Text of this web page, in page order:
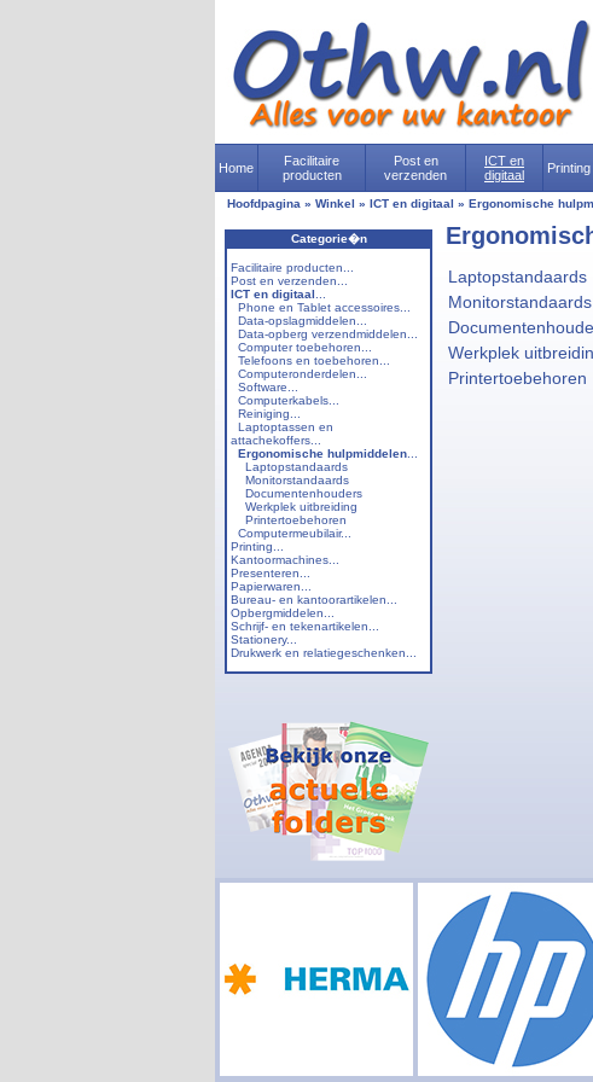
Home
Facilitaire
producten
Post en
verzenden
ICT en
digitaal
Printing
Hoofdpagina » Winkel » ICT en digitaal » Ergonomische
Categorie�n
Facilitaire producten...
Post en verzenden...
ICT en digitaal
Phone en Tablet accessoires...
Data-opslagmiddelen...
Data-opberg verzendmiddelen...
Computer toebehoren...
Telefoons en toebehoren...
Computeronderdelen...
Software...
Computerkabels...
Reiniging...
Laptoptassen en
attachekoffers...
Ergonomische hulpmiddelen
Laptopstandaards
Monitorstandaards
Documentenhouders
Werkplek uitbreiding
Printertoebehoren
Computermeubilair...
Printing...
Kantoormachines...
Presenteren...
Papierwaren...
Bureau- en kantoorartikelen...
Opbergmiddelen...
Schrijf- en tekenartikelen...
Stationery...
Drukwerk en relatiegeschenken...
Laptopstandaards
Monitorstandaards
Werkplek
Printertoebehoren